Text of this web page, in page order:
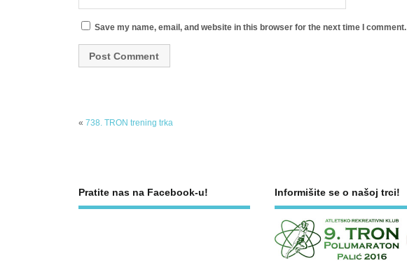
Save my name, email, and website in this browser for the next time I comment.
« 738. TRON trening trka
Pratite nas na Facebook-u! Informišite se o našoj trci!